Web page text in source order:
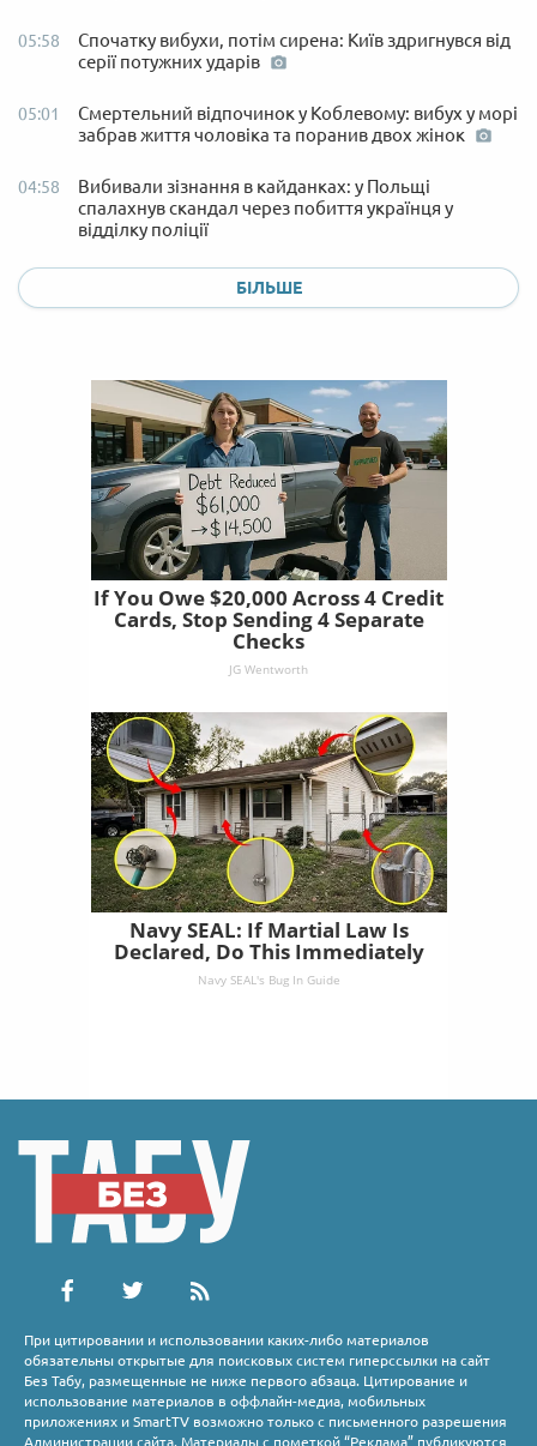
05:58
Спочатку вибухи, потім сирена: Київ здригнувся від
серії потужних ударів
05:01
Смертельний відпочинок у Коблевому: вибух у морі
забрав життя чоловіка та поранив двох жінок
04:58
Вибивали зізнання в кайданках: у Польщі
спалахнув скандал через побиття українця у
відділку поліції
БІЛЬШЕ
If You Owe $20,000 Across 4 Credit
Cards, Stop Sending 4 Separate
Checks
JG Wentworth
Navy SEAL: If Martial Law Is
Declared, Do This Immediately
Navy SEAL's Bug In Guide
При цитировании и использовании каких-либо материалов
обязательны открытые для поисковых систем гиперссылки на сайт
Без Табу, размещенные не ниже первого абзаца. Цитирование и
использование материалов в оффлайн-медиа, мобильных
приложениях и SmartTV возможно только с письменного разрешения
Администрации сайта. Материалы с пометкой “Реклама” публикуются